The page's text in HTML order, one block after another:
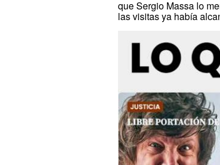
que Sergio Massa lo
las visitas ya había